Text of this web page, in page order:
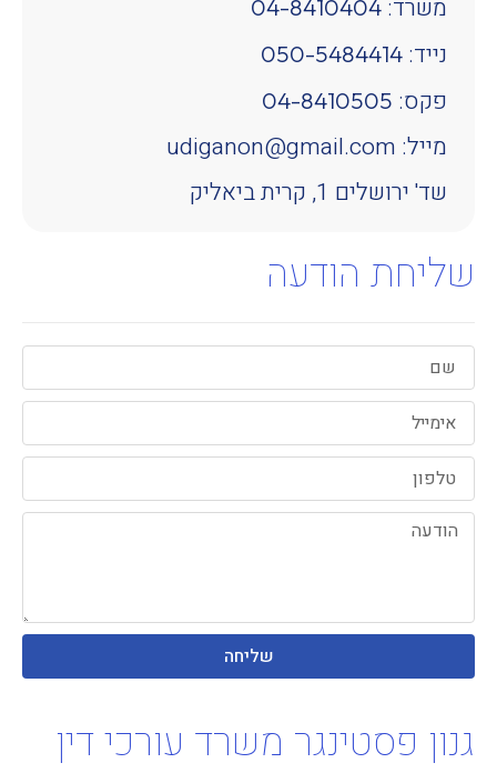
משרד: 04-8410404
נייד: 050-5484414
פקס: 04-8410505
מייל: udiganon@gmail.com
שד' ירושלים 1, קרית ביאליק
שליחת הודעה
שליחה
גנון פסטינגר משרד עורכי דין